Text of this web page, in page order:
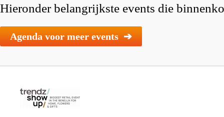
Hieronder belangrijkste events die
Agenda voor meer events ➔